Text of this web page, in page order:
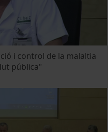
i control de la malaltia
pública"